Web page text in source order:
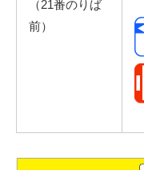
（21番のりば
前）